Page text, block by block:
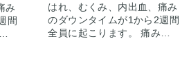
要
で
み
間
3
はれ、むくみ、内出血、痛み
のダウンタイムが1から2週間
全員に起こります。 痛みは3